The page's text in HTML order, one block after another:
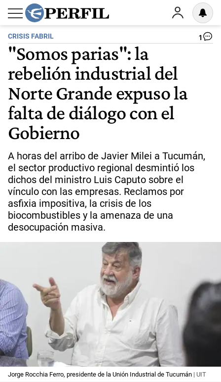
CRISIS FABRIL 1
"Somos parias": la
rebelión industrial del
Norte Grande expuso la
falta de diálogo con el
Gobierno
A horas del arribo de Javier Milei a Tucumán,
el sector productivo regional desmintió los
dichos del ministro Luis Caputo sobre el
vínculo con las empresas. Reclamos por
asfixia impositiva, la crisis de los
biocombustibles y la amenaza de una
desocupación masiva.
Jorge Rocchia Ferro, presidente de la Unión Industrial de Tucumán | UIT